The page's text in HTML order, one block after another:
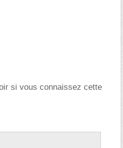
si vous connaissez cette